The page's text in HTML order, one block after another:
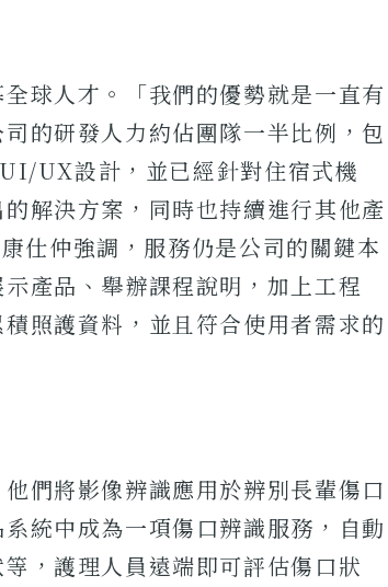
球人才。「我們的優勢就是一直有
的研發人力約佔團隊一半比例，包
UX設計，並已經針對住宿式機
解決方案，同時也持續進行其他產
仕仲強調，服務仍是公司的關鍵本
產品、舉辦課程說明，加上工程
照護資料，並且符合使用者需求的
們將影像辨識應用於辨別長輩傷口
統中成為一項傷口辨識服務，自動
，護理人員遠端即可評估傷口狀